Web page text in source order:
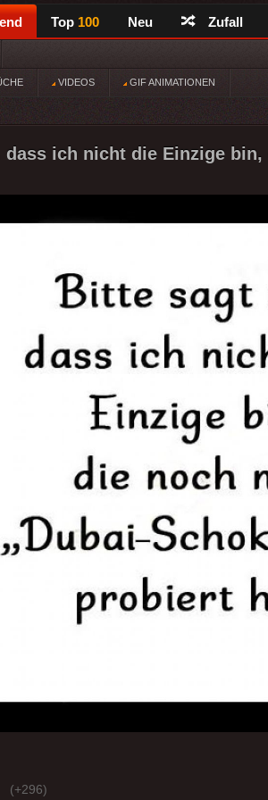
Top 100 Neu Zufall
VIDEOS GIF ANIMATIONEN
ich nicht die Einzige bin,
(+296)